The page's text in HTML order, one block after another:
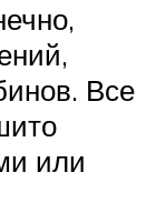
Все
или